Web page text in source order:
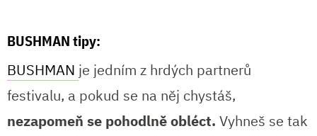
BUSHMAN tipy:
BUSHMAN je jedním z hrdých partnerů
festivalu, a pokud se na něj chystáš,
nezapomeň se pohodlně obléct. Vyhneš se tak